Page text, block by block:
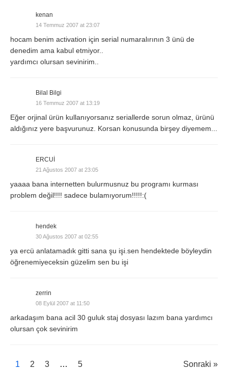
kenan
14 Temmuz 2007 at 23:07
hocam benim activation için serial numaralırının 3 ünü de
denedim ama kabul etmiyor..
yardımcı olursan sevinirim..
Bilal Bilgi
16 Temmuz 2007 at 13:19
Eğer orjinal ürün kullanıyorsanız seriallerde sorun olmaz, ürünü
aldığınız yere başvurunuz. Korsan konusunda birşey diyemem...
ERCUİ
21 Ağustos 2007 at 23:05
yaaaa bana internetten bulurmusnuz bu programı kurması
problem değil!!!! sadece bulamıyorum!!!!!:(
hendek
30 Ağustos 2007 at 02:55
ya ercü anlatamadık gitti sana şu işi.sen hendektede böyleydin
öğrenemiyeceksin güzelim sen bu işi
zerrin
08 Eylül 2007 at 11:50
arkadaşım bana acil 30 guluk staj dosyası lazım bana yardımcı
olursan çok sevinirim
1 2 3 … 5 Sonraki »